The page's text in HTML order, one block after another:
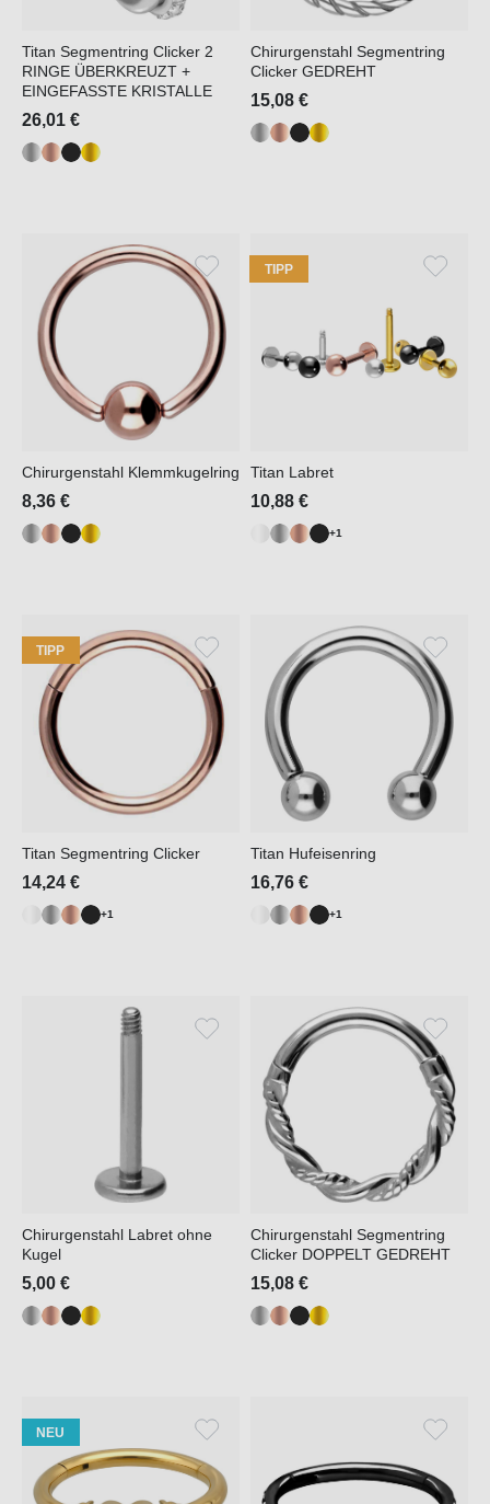
Titan Segmentring Clicker 2
RINGE ÜBERKREUZT +
EINGEFASSTE KRISTALLE
26,01 €
Chirurgenstahl Segmentring
Clicker GEDREHT
15,08 €
Chirurgenstahl Klemmkugelring
8,36 €
TIPP
Titan Labret
10,88 €
+1
TIPP
Titan Segmentring Clicker
14,24 €
+1
Titan Hufeisenring
16,76 €
+1
Chirurgenstahl Labret ohne
Kugel
5,00 €
Chirurgenstahl Segmentring
Clicker DOPPELT GEDREHT
15,08 €
NEU